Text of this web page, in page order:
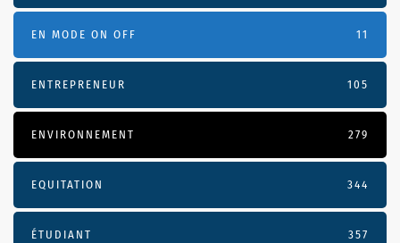
EN MODE ON OFF 11
ENTREPRENEUR 105
ENVIRONNEMENT 279
EQUITATION 344
ÉTUDIANT 357